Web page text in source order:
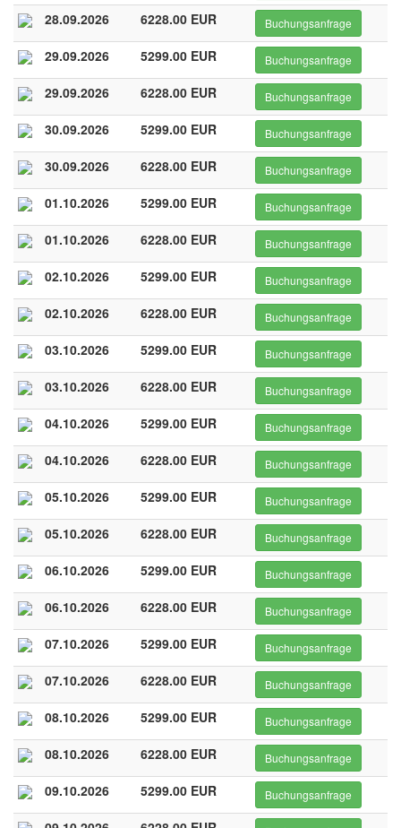
28.09.2026 6228.00 EUR Buchungsanfrage
29.09.2026 5299.00 EUR Buchungsanfrage
29.09.2026 6228.00 EUR Buchungsanfrage
30.09.2026 5299.00 EUR Buchungsanfrage
30.09.2026 6228.00 EUR Buchungsanfrage
01.10.2026 5299.00 EUR Buchungsanfrage
01.10.2026 6228.00 EUR Buchungsanfrage
02.10.2026 5299.00 EUR Buchungsanfrage
02.10.2026 6228.00 EUR Buchungsanfrage
03.10.2026 5299.00 EUR Buchungsanfrage
03.10.2026 6228.00 EUR Buchungsanfrage
04.10.2026 5299.00 EUR Buchungsanfrage
04.10.2026 6228.00 EUR Buchungsanfrage
05.10.2026 5299.00 EUR Buchungsanfrage
05.10.2026 6228.00 EUR Buchungsanfrage
06.10.2026 5299.00 EUR Buchungsanfrage
06.10.2026 6228.00 EUR Buchungsanfrage
07.10.2026 5299.00 EUR Buchungsanfrage
07.10.2026 6228.00 EUR Buchungsanfrage
08.10.2026 5299.00 EUR Buchungsanfrage
08.10.2026 6228.00 EUR Buchungsanfrage
09.10.2026 5299.00 EUR Buchungsanfrage